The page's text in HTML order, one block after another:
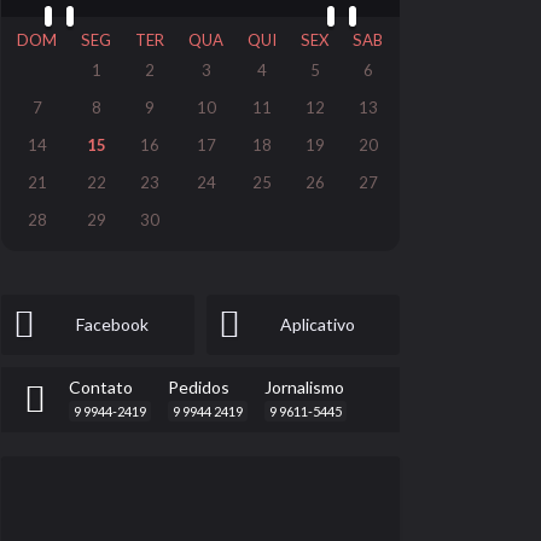
DOM SEG TER QUA QUI SEX
SAB
1
2 3 4 5
6
7
8 9 10 11 12
13
14
15 16 17 18 19
20
21
22 23 24 25 26
27
28
29 30
Facebook Aplicativo
Contato
9 9944-2419
Pedidos
9 9944 2419
Jornalismo
9 9611-5445